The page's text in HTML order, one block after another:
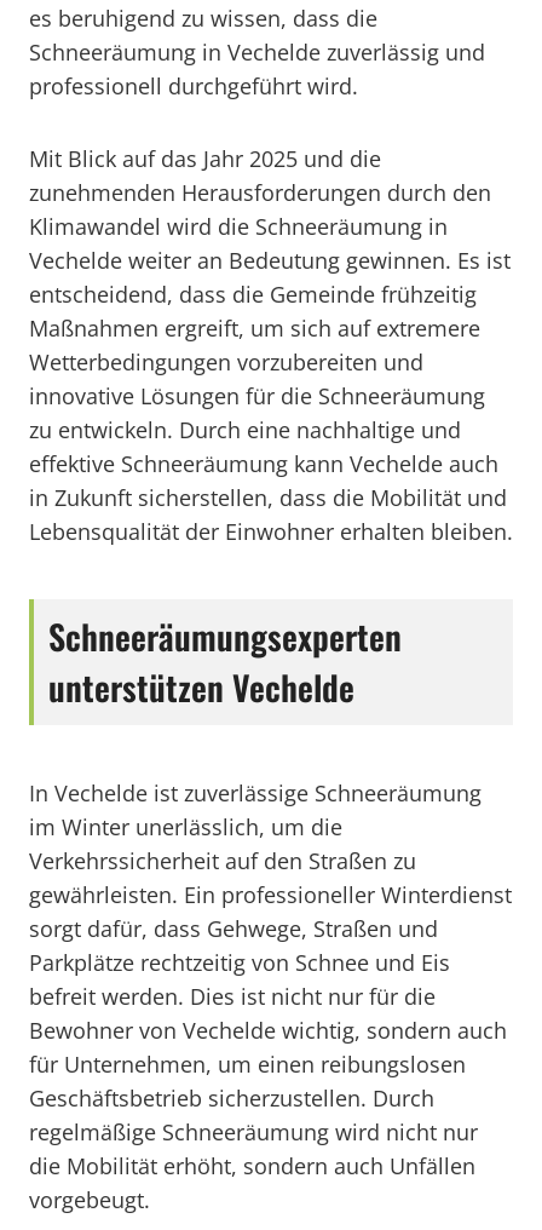
es beruhigend zu wissen, dass die
Schneeräumung in Vechelde zuverlässig und
professionell durchgeführt wird.
Mit Blick auf das Jahr 2025 und die
zunehmenden Herausforderungen durch den
Klimawandel wird die Schneeräumung in
Vechelde weiter an Bedeutung gewinnen. Es ist
entscheidend, dass die Gemeinde frühzeitig
Maßnahmen ergreift, um sich auf extremere
Wetterbedingungen vorzubereiten und
innovative Lösungen für die Schneeräumung
zu entwickeln. Durch eine nachhaltige und
effektive Schneeräumung kann Vechelde auch
in Zukunft sicherstellen, dass die Mobilität und
Lebensqualität der Einwohner erhalten bleiben.
Schneeräumungsexperten
unterstützen Vechelde
In Vechelde ist zuverlässige Schneeräumung
im Winter unerlässlich, um die
Verkehrssicherheit auf den Straßen zu
gewährleisten. Ein professioneller Winterdienst
sorgt dafür, dass Gehwege, Straßen und
Parkplätze rechtzeitig von Schnee und Eis
befreit werden. Dies ist nicht nur für die
Bewohner von Vechelde wichtig, sondern auch
für Unternehmen, um einen reibungslosen
Geschäftsbetrieb sicherzustellen. Durch
regelmäßige Schneeräumung wird nicht nur
die Mobilität erhöht, sondern auch Unfällen
vorgebeugt.